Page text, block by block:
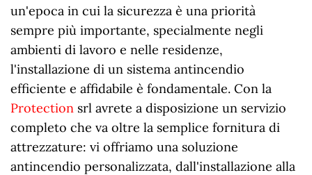
un'epoca in cui la sicurezza è una priorità
sempre più importante, specialmente negli
ambienti di lavoro e nelle residenze,
l'installazione di un sistema antincendio
efficiente e affidabile è fondamentale. Con la
Protection srl avrete a disposizione un servizio
completo che va oltre la semplice fornitura di
attrezzature: vi offriamo una soluzione
antincendio personalizzata, dall'installazione alla